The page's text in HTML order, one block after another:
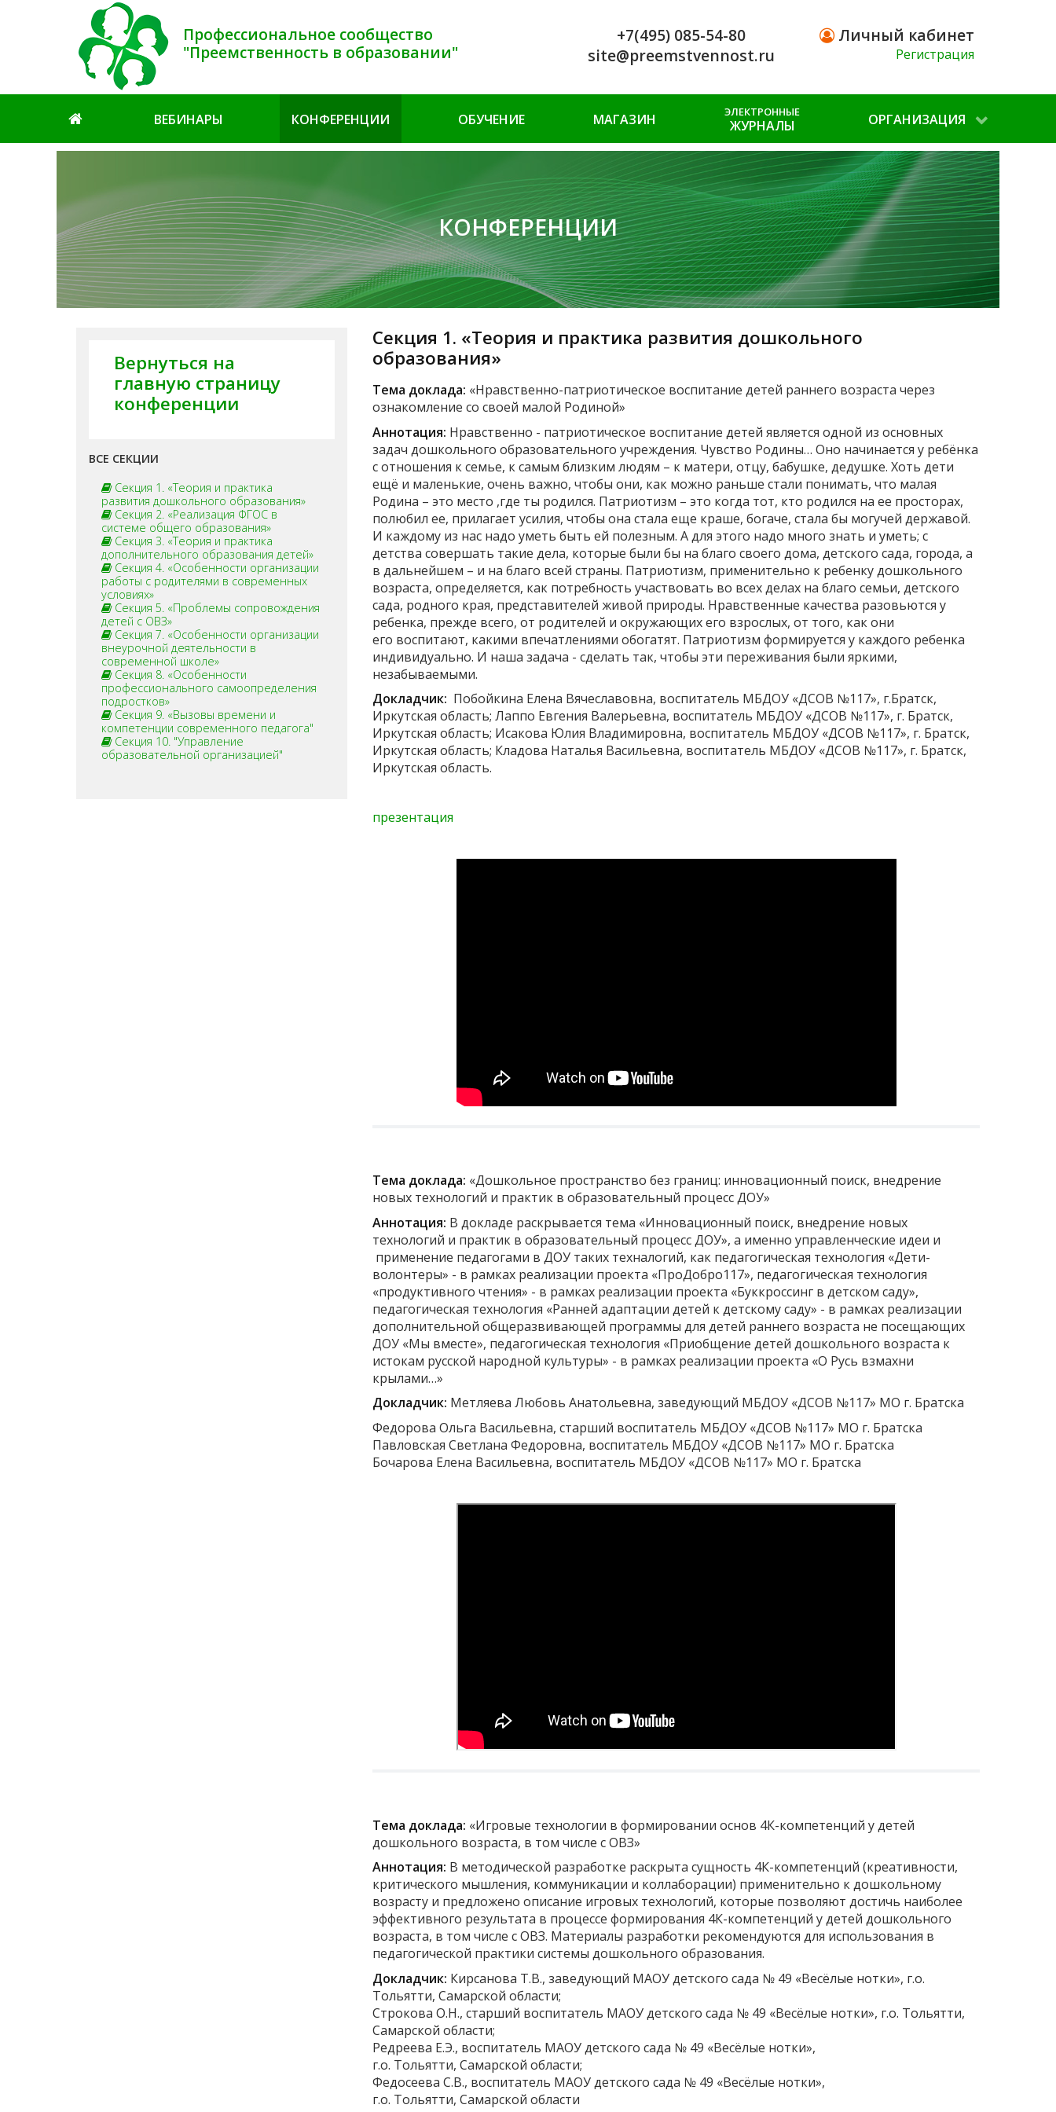
Профессиональное сообщество
"Преемственность в образовании"
+7(495) 085-54-80
site@preemstvennost.ru
Личный кабинет
Регистрация
ВЕБИНАРЫ КОНФЕРЕНЦИИ ОБУЧЕНИЕ МАГАЗИН ЭЛЕКТРОННЫЕ
ЖУРНАЛЫ ОРГАНИЗАЦИЯ
КОНФЕРЕНЦИИ
Вернуться на
главную страницу
конференции
ВСЕ СЕКЦИИ
Секция 1. «Теория и практика
развития дошкольного образования»
Секция 2. «Реализация ФГОС в
системе общего образования»
Секция 3. «Теория и практика
дополнительного образования детей»
Секция 4. «Особенности организации
работы с родителями в современных
условиях»
Секция 5. «Проблемы сопровождения
детей с ОВЗ»
Секция 7. «Особенности организации
внеурочной деятельности в
современной школе»
Секция 8. «Особенности
профессионального самоопределения
подростков»
Секция 9. «Вызовы времени и
компетенции современного педагога"
Секция 10. "Управление
образовательной организацией"
Секция 1. «Теория и практика развития дошкольного
образования»
Тема доклада: «Нравственно-патриотическое воспитание детей раннего возраста через
ознакомление со своей малой Родиной»
Аннотация: Нравственно - патриотическое воспитание детей является одной из основных
задач дошкольного образовательного учреждения. Чувство Родины… Оно начинается у ребёнка
с отношения к семье, к самым близким людям – к матери, отцу, бабушке, дедушке. Хоть дети
ещё и маленькие, очень важно, чтобы они, как можно раньше стали понимать, что малая
Родина – это место ,где ты родился. Патриотизм – это когда тот, кто родился на ее просторах,
полюбил ее, прилагает усилия, чтобы она стала еще краше, богаче, стала бы могучей державой.
И каждому из нас надо уметь быть ей полезным. А для этого надо много знать и уметь; с
детства совершать такие дела, которые были бы на благо своего дома, детского сада, города, а
в дальнейшем – и на благо всей страны. Патриотизм, применительно к ребенку дошкольного
возраста, определяется, как потребность участвовать во всех делах на благо семьи, детского
сада, родного края, представителей живой природы. Нравственные качества разовьются у
ребенка, прежде всего, от родителей и окружающих его взрослых, от того, как они
его воспитают, какими впечатлениями обогатят. Патриотизм формируется у каждого ребенка
индивидуально. И наша задача - сделать так, чтобы эти переживания были яркими,
незабываемыми.
Докладчик: Побойкина Елена Вячеславовна, воспитатель МБДОУ «ДСОВ №117», г.Братск,
Иркутская область; Лаппо Евгения Валерьевна, воспитатель МБДОУ «ДСОВ №117», г. Братск,
Иркутская область; Исакова Юлия Владимировна, воспитатель МБДОУ «ДСОВ №117», г. Братск,
Иркутская область; Кладова Наталья Васильевна, воспитатель МБДОУ «ДСОВ №117», г. Братск,
Иркутская область.
презентация
Тема доклада: «Дошкольное пространство без границ: инновационный поиск, внедрение
новых технологий и практик в образовательный процесс ДОУ»
Аннотация: В докладе раскрывается тема «Инновационный поиск, внедрение новых
технологий и практик в образовательный процесс ДОУ», а именно управленческие идеи и
применение педагогами в ДОУ таких техналогий, как педагогическая технология «Дети-
волонтеры» - в рамках реализации проекта «ПроДобро117», педагогическая технология
«продуктивного чтения» - в рамках реализации проекта «Буккроссинг в детском саду»,
педагогическая технология «Ранней адаптации детей к детскому саду» - в рамках реализации
дополнительной общеразвивающей программы для детей раннего возраста не посещающих
ДОУ «Мы вместе», педагогическая технология «Приобщение детей дошкольного возраста к
истокам русской народной культуры» - в рамках реализации проекта «О Русь взмахни
крылами…»
Докладчик: Метляева Любовь Анатольевна, заведующий МБДОУ «ДСОВ №117» МО г. Братска
Федорова Ольга Васильевна, старший воспитатель МБДОУ «ДСОВ №117» МО г. Братска
Павловская Светлана Федоровна, воспитатель МБДОУ «ДСОВ №117» МО г. Братска
Бочарова Елена Васильевна, воспитатель МБДОУ «ДСОВ №117» МО г. Братска
Тема доклада: «Игровые технологии в формировании основ 4К-компетенций у детей
дошкольного возраста, в том числе с ОВЗ»
Аннотация: В методической разработке раскрыта сущность 4К-компетенций (креативности,
критического мышления, коммуникации и коллаборации) применительно к дошкольному
возрасту и предложено описание игровых технологий, которые позволяют достичь наиболее
эффективного результата в процессе формирования 4К-компетенций у детей дошкольного
возраста, в том числе с ОВЗ. Материалы разработки рекомендуются для использования в
педагогической практики системы дошкольного образования.
Докладчик: Кирсанова Т.В., заведующий МАОУ детского сада № 49 «Весёлые нотки», г.о.
Тольятти, Самарской области;
Строкова О.Н., старший воспитатель МАОУ детского сада № 49 «Весёлые нотки», г.о. Тольятти,
Самарской области;
Редреева Е.Э., воспитатель МАОУ детского сада № 49 «Весёлые нотки»,
г.о. Тольятти, Самарской области;
Федосеева С.В., воспитатель МАОУ детского сада № 49 «Весёлые нотки»,
г.о. Тольятти, Самарской области